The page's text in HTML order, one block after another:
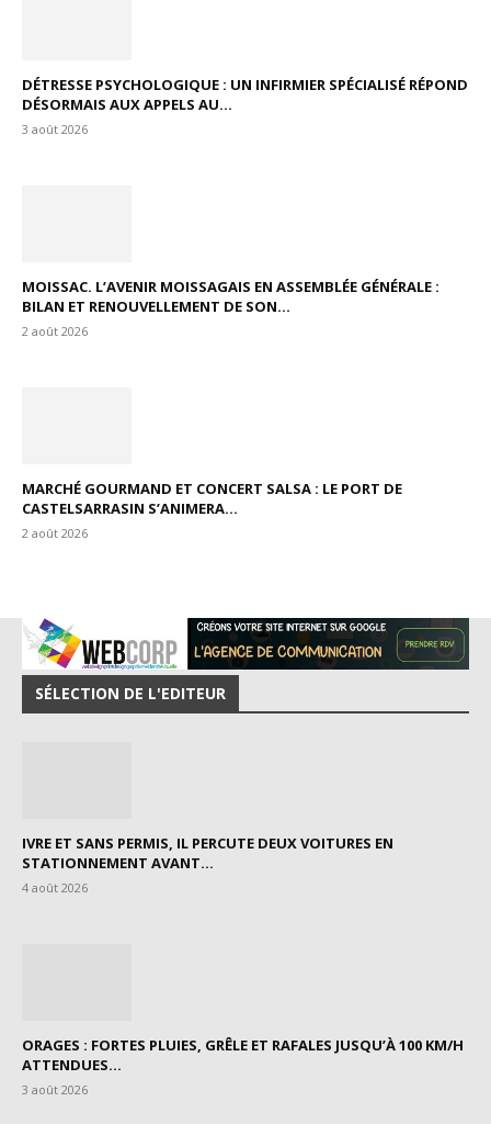
DÉTRESSE PSYCHOLOGIQUE : UN INFIRMIER SPÉCIALISÉ RÉPOND
DÉSORMAIS AUX APPELS AU...
3 août 2026
MOISSAC. L’AVENIR MOISSAGAIS EN ASSEMBLÉE GÉNÉRALE :
BILAN ET RENOUVELLEMENT DE SON...
2 août 2026
MARCHÉ GOURMAND ET CONCERT SALSA : LE PORT DE
CASTELSARRASIN S’ANIMERA...
2 août 2026
SÉLECTION DE L'EDITEUR
IVRE ET SANS PERMIS, IL PERCUTE DEUX VOITURES EN
STATIONNEMENT AVANT...
4 août 2026
ORAGES : FORTES PLUIES, GRÊLE ET RAFALES JUSQU’À 100 KM/H
ATTENDUES...
3 août 2026